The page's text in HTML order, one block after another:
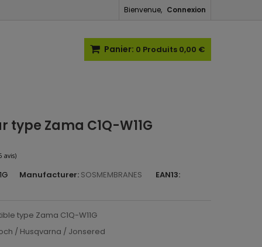
Bienvenue, Connexion
Panier: 0 Produits 0,00 €
Zama C1Q-W11G
Manufacturer: SOSMEMBRANES
EAN13:
type Zama C1Q-W11G
/ Husqvarna / Jonsered